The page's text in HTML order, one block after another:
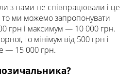
з нами не співпрацювали і це
ми можемо запропонувати
грн і максимум — 10 000 грн.
то мінімум від 500 грн і
— 15 000 грн.